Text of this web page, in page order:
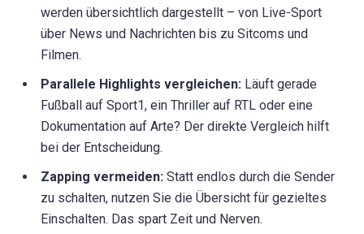
werden übersichtlich dargestellt – von Live-Sport
über News und Nachrichten bis zu Sitcoms und
Filmen.
Parallele Highlights vergleichen: Läuft gerade
Fußball auf Sport1, ein Thriller auf RTL oder eine
Dokumentation auf Arte? Der direkte Vergleich hilft
bei der Entscheidung.
Zapping vermeiden: Statt endlos durch die Sender
zu schalten, nutzen Sie die Übersicht für gezieltes
Einschalten. Das spart Zeit und Nerven.